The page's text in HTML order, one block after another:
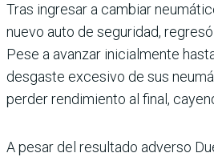
Tras ingresar a cambiar
nuevo auto de seguridad,
Pese a avanzar inicialmente
des­gaste excesivo de sus
perder rendimiento al final,
A pesar del resultado adverso